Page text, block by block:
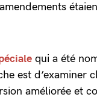
qui a été
est d’examiner
améliorée et